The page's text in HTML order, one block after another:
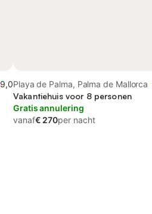
9,0Playa de Palma, Palma de Mallorca
Vakantiehuis voor 8 personen
Gratis annulering
vanaf€ 270per nacht